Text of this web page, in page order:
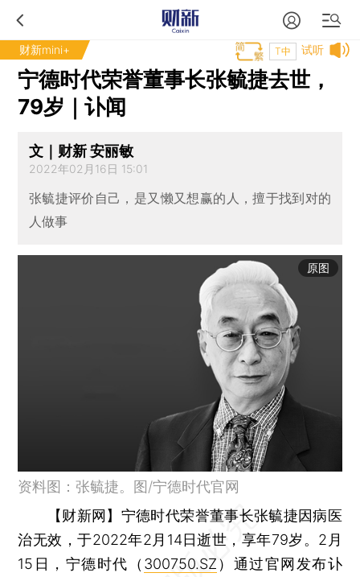
财新mini+ 试听
T中
宁德时代荣誉董事长张毓捷去世，
79岁｜讣闻
文｜财新 安丽敏
2022年02月16日 15:01
张毓捷评价自己，是又懒又想赢的人，擅于找到对的
人做事
原图
资料图：张毓捷。图/宁德时代官网
【财新网】 宁德时代荣誉董事长张毓捷因病医
治无效，于2022年2月14日逝世，享年79岁。2月
15日，宁德时代（ 300750.SZ）通过官网发布讣